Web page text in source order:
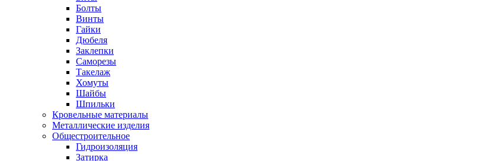
Болты
Винты
Гайки
Дюбеля
Заклепки
Саморезы
Такелаж
Хомуты
Шайбы
Шпильки
Кровельные материалы
Металлические изделия
Общестроительное
Гидроизоляция
Затирка